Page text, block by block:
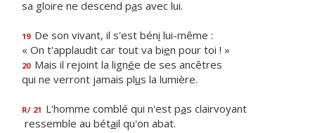
sa gloire ne descend pas avec lui.
19 De son vivant, il s'est béni lui-même :
« On t'applaudit car tout va bien pour toi ! »
20 Mais il rejoint la lignée de ses ancêtres
qui ne verront jamais plus la lumière.
R/ 21 L'homme comblé qui n'est pas clairvoyant
ressemble au bétail qu'on abat.